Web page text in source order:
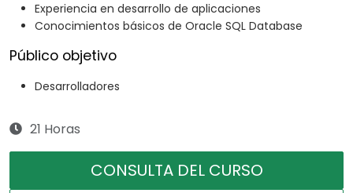
Experiencia en desarrollo de aplicaciones
Conocimientos básicos de Oracle SQL Database
Público objetivo
Desarrolladores
21 Horas
CONSULTA DEL CURSO